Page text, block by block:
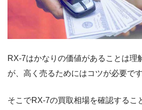
RX-7はかなりの価値があることは理
が、高く売るためにはコツが必要です
そこでRX-7の買取相場を確認するこ